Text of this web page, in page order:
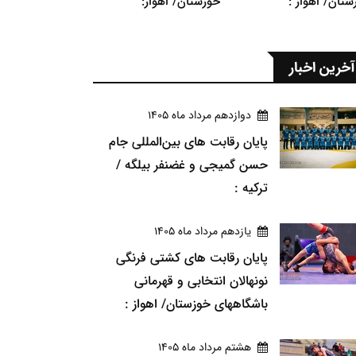
آخرین اخبار
دوازدهم مرداد ماه 1405
پایان رقابت های بین‌المللی جام
حسن گمیجی و غضنفر بیلگه /
ترکیه :
يازدهم مرداد ماه 1405
پایان رقابت های کشتی فرنگی
نونهالان انتخابی و قهرمانی
باشگاههای خوزستان/ اهواز :
هشتم مرداد ماه 1405